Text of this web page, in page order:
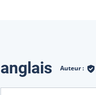
Traductions
anglais Auteur :